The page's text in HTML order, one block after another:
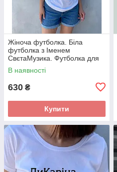
Жіноча футболка. Біла
футболка з Іменем
СвєтаМузика. Футболка для
Свети .
В наявності
630 ₴
Купити